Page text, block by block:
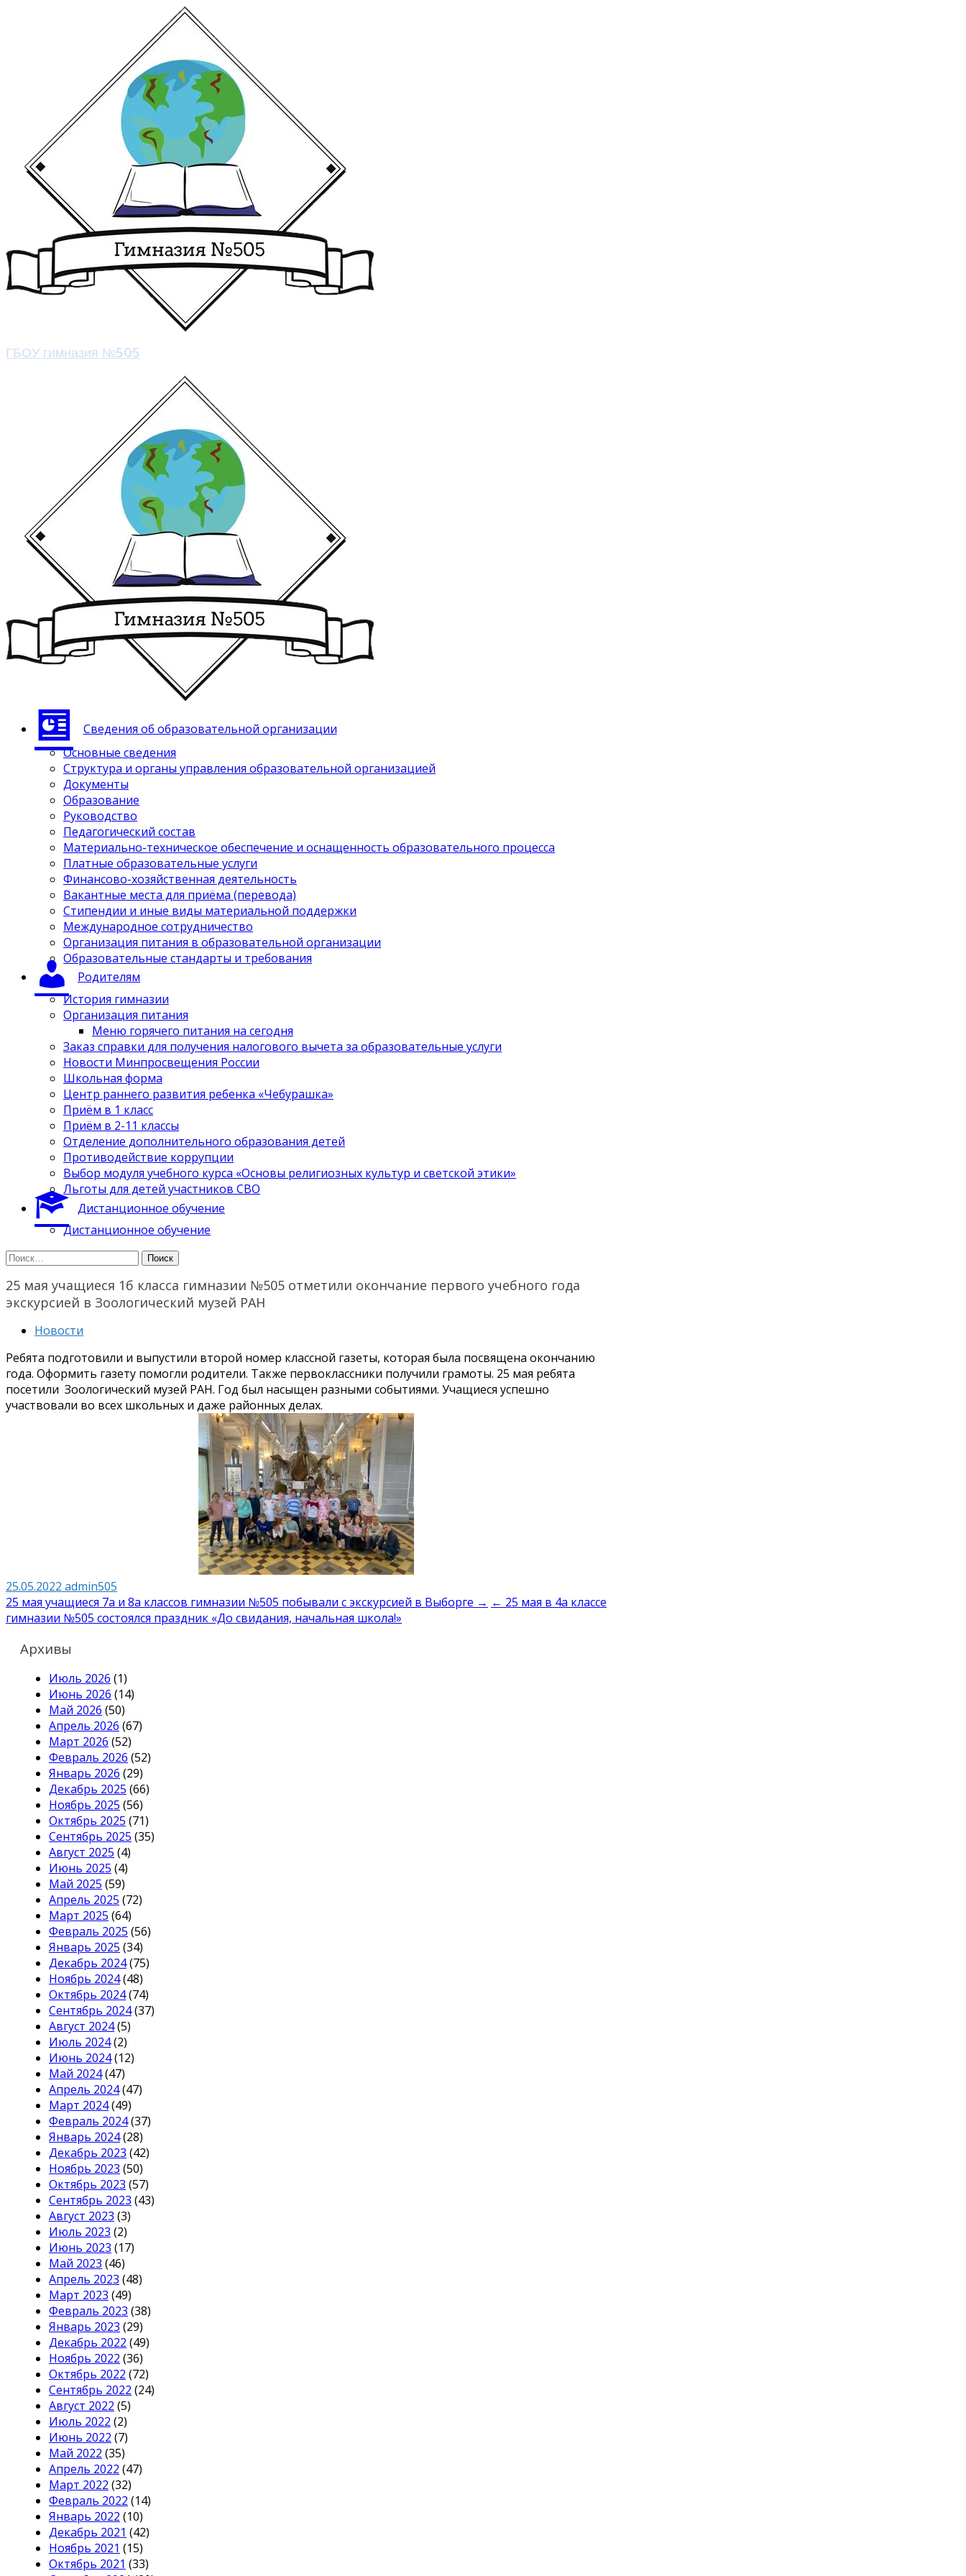
ГБОУ гимназия №505
Сведения об образовательной организации
Основные сведения
Структура и органы управления образовательной организацией
Документы
Образование
Руководство
Педагогический состав
Материально-техническое обеспечение и оснащенность образовательного процесса
Платные образовательные услуги
Финансово-хозяйственная деятельность
Вакантные места для приёма (перевода)
Стипендии и иные виды материальной поддержки
Международное сотрудничество
Организация питания в образовательной организации
Образовательные стандарты и требования
Родителям
История гимназии
Организация питания
Меню горячего питания на сегодня
Заказ справки для получения налогового вычета за образовательные услуги
Новости Минпросвещения России
Школьная форма
Центр раннего развития ребенка «Чебурашка»
Приём в 1 класс
Приём в 2-11 классы
Отделение дополнительного образования детей
Противодействие коррупции
Выбор модуля учебного курса «Основы религиозных культур и светской этики»
Льготы для детей участников СВО
Дистанционное обучение
Дистанционное обучение
Найти:
25 мая учащиеся 1б класса гимназии №505 отметили окончание первого учебного года
экскурсией в Зоологический музей РАН
Новости
Ребята подготовили и выпустили второй номер классной газеты, которая была посвящена окончанию
года. Оформить газету помогли родители. Также первоклассники получили грамоты. 25 мая ребята
посетили Зоологический музей РАН. Год был насыщен разными событиями. Учащиеся успешно
участвовали во всех школьных и даже районных делах.
25.05.2022 admin505
Навигация
по
25 мая учащиеся 7а и 8а классов гимназии №505 побывали с экскурсией в Выборге → ← 25 мая в 4а классе
гимназии №505 состоялся праздник «До свидания, начальная школа!»
Архивы
Июль 2026 (1)
Июнь 2026 (14)
Май 2026 (50)
Апрель 2026 (67)
Март 2026 (52)
Февраль 2026 (52)
Январь 2026 (29)
Декабрь 2025 (66)
Ноябрь 2025 (56)
Октябрь 2025 (71)
Сентябрь 2025 (35)
Август 2025 (4)
Июнь 2025 (4)
Май 2025 (59)
Апрель 2025 (72)
Март 2025 (64)
Февраль 2025 (56)
Январь 2025 (34)
Декабрь 2024(75)
Ноябрь 2024(48)
Октябрь 2024(74)
Сентябрь 2024(37)
Август 2024(5)
Июль 2024(2)
Июнь 2024(12)
Май 2024(47)
Апрель 2024(47)
Март 2024(49)
Февраль 2024(37)
Январь 2024(28)
Декабрь 2023 (42)
Ноябрь 2023 (50)
Октябрь 2023 (57)
Сентябрь 2023 (43)
Август 2023 (3)
Июль 2023 (2)
Июнь 2023 (17)
Май 2023 (46)
Апрель 2023 (48)
Март 2023 (49)
Февраль 2023 (38)
Январь 2023 (29)
Декабрь 2022 (49)
Ноябрь 2022 (36)
Октябрь 2022 (72)
Сентябрь 2022 (24)
Август 2022 (5)
Июль 2022 (2)
Июнь 2022 (7)
Май 2022 (35)
Апрель 2022 (47)
Март 2022 (32)
Февраль 2022 (14)
Январь 2022 (10)
Декабрь 2021 (42)
Ноябрь 2021 (15)
Октябрь 2021 (33)